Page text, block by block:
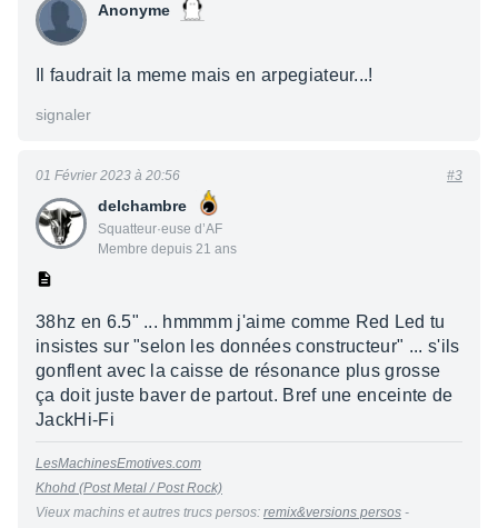
Anonyme
Il faudrait la meme mais en arpegiateur...!
signaler
delchambre
Squatteur·euse d’AF
Membre depuis 21 ans
01 Février 2023 à 20:56 #3
38hz en 6.5" ... hmmmm j'aime comme Red Led tu
insistes sur "selon les données constructeur" ... s'ils
gonflent avec la caisse de résonance plus grosse
ça doit juste baver de partout. Bref une enceinte de
JackHi-Fi
LesMachinesEmotives.com
Khohd (Post Metal / Post Rock)
Vieux machins et autres trucs persos: remix&versions persos -